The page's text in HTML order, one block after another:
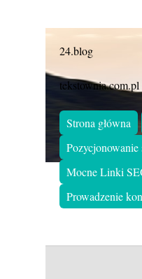
24.blog
tekstownia.com.pl
Strona główna
Pozycjonowanie
Mocne Linki
Prowadzenie